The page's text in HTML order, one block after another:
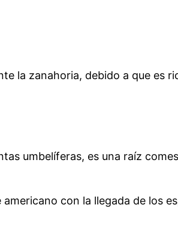
la zanahoria, debido a que es
umbelíferas, es una raíz
con la llegada de los